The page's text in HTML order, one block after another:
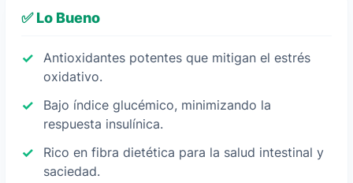
✅ Lo Bueno
Antioxidantes potentes que mitigan el estrés
oxidativo.
Bajo índice glucémico, minimizando la
respuesta insulínica.
Rico en fibra dietética para la salud intestinal y
saciedad.